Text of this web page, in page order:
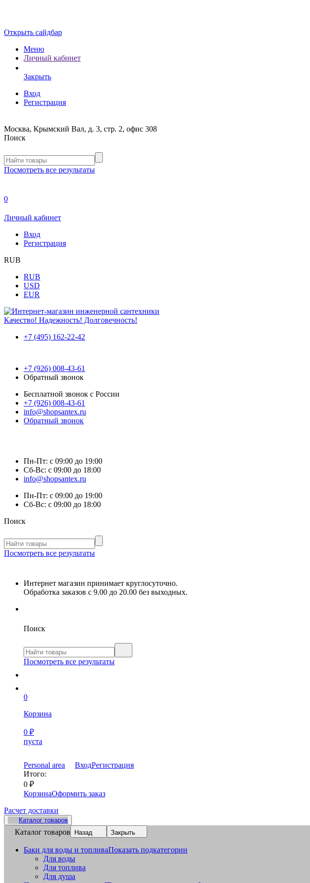
Открыть сайдбар
Меню
Личный кабинет
Закрыть
Вход
Регистрация
Москва, Крымский Вал, д. 3, стр. 2, офис 308
Поиск
Посмотреть все результаты
0
Личный кабинет
Вход
Регистрация
RUB
RUB
USD
EUR
Качество! Надежность! Долговечность!
+7 (495) 162-22-42
+7 (926) 008-43-61
Обратный звонок
Бесплатной звонок с России
+7 (926) 008-43-61
info@shopsantex.ru
Обратный звонок
Пн-Пт: с 09:00 до 19:00
Сб-Вс: с 09:00 до 18:00
info@shopsantex.ru
Пн-Пт: с 09:00 до 19:00
Сб-Вс: с 09:00 до 18:00
Поиск
Посмотреть все результаты
Интернет магазин принимает круглосуточно.
Обработка заказов с 9.00 до 20.00 без выходных.
Поиск
Посмотреть все результаты
0
Корзина
0 ₽
пуста
Personal area ВходРегистрация
Итого:
0 ₽
КорзинаОформить заказ
Расчет доставки
Каталог товаров
Каталог товаров Назад Закрыть
Баки для воды и топливаПоказать подкатегории
Для воды
Для топлива
Для душа